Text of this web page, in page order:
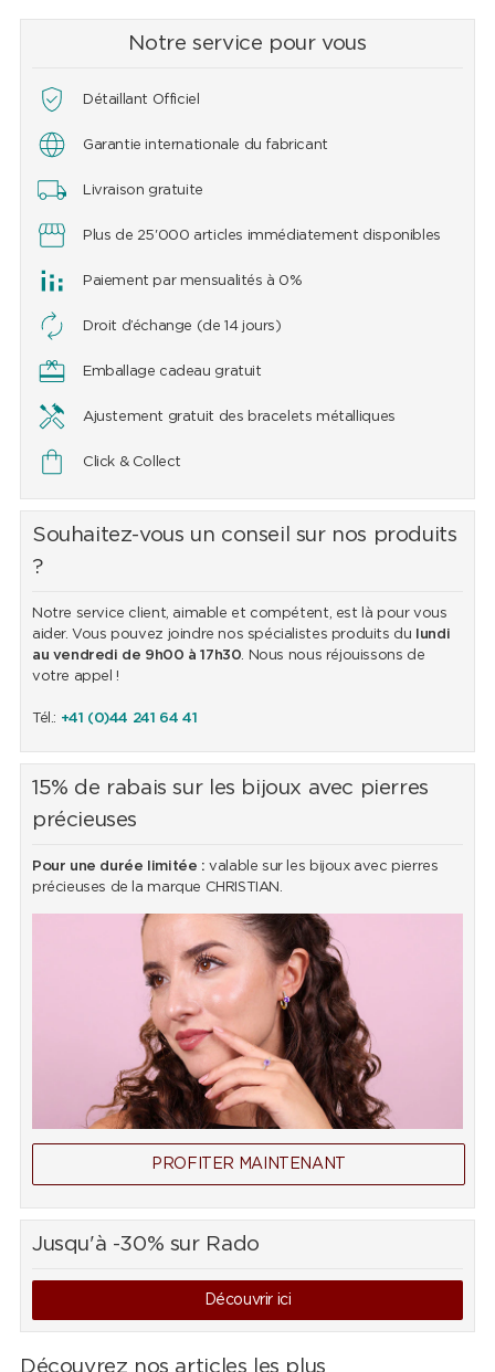
Notre service pour vous
Détaillant Officiel
Garantie internationale du fabricant
Livraison gratuite
Plus de 25'000 articles immédiatement disponibles
Paiement par mensualités à 0%
Droit d’échange (de 14 jours)
Emballage cadeau gratuit
Ajustement gratuit des bracelets métalliques
Click & Collect
Souhaitez-vous un conseil sur nos produits
?
Notre service client, aimable et compétent, est là pour vous
aider. Vous pouvez joindre nos spécialistes produits du
lundi
au vendredi de 9h00 à 17h30. Nous nous réjouissons de
votre appel !
Tél.: +41 (0)44 241 64 41
15% de rabais sur les bijoux avec pierres
précieuses
Pour une durée limitée : valable sur les bijoux avec pierres
précieuses de la marque CHRISTIAN.
PROFITER MAINTENANT
Jusqu'à -30% sur Rado
Découvrir ici
Découvrez nos articles les plus